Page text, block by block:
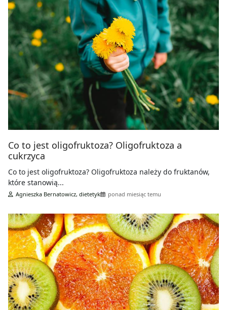
Co to jest oligofruktoza? Oligofruktoza a
cukrzyca
Co to jest oligofruktoza? Oligofruktoza należy do fruktanów,
które stanowią...
Agnieszka Bernatowicz, dietetyk ponad miesiąc temu